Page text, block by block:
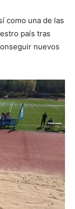
como una de las
país tras
nuevos